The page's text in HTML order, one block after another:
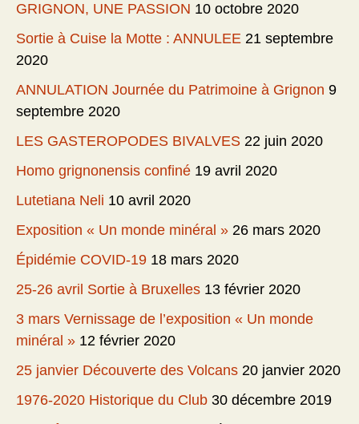
GRIGNON, UNE PASSION 10 octobre 2020
Sortie à Cuise la Motte : ANNULEE 21 septembre
2020
ANNULATION Journée du Patrimoine à Grignon 9
septembre 2020
LES GASTEROPODES BIVALVES 22 juin 2020
Homo grignonensis confiné 19 avril 2020
Lutetiana Neli 10 avril 2020
Exposition « Un monde minéral » 26 mars 2020
Épidémie COVID-19 18 mars 2020
25-26 avril Sortie à Bruxelles 13 février 2020
3 mars Vernissage de l’exposition « Un monde
minéral » 12 février 2020
25 janvier Découverte des Volcans 20 janvier 2020
1976-2020 Historique du Club 30 décembre 2019